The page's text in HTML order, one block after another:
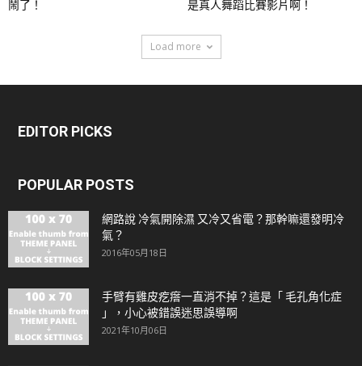
鬧了！
是真人舞蹈比賽影片啊！
Load more
EDITOR PICKS
POPULAR POSTS
網路說 冷氣開除濕 又冷又省電？那幹嘛還發明冷
氣？
2016年05月18日
手臂有雞皮疙瘩一直消不掉？這是「 毛孔角化症
」，小心被錯誤迷思誤導啊
2021年10月06日